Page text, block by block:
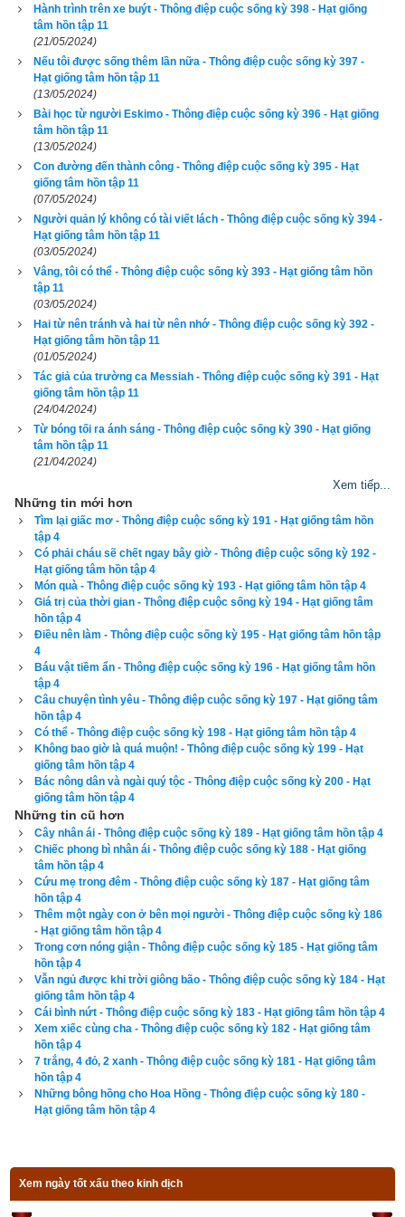
Cái gì với nó cũng đẹp và nằm ngoài tầm tay. Bóng chiều dần
tắt, Bobby miễn cưỡng quay về. Bất chợt một vật phản chiếu
ánh trời tà lấp lánh bên lề đường thu hút sự chú ý của nó. Nó
cúi xuống nhặt lên. Một đồng mười xu sáng bóng.
Chắc không một ai có được cảm giác giàu có giống như cậu
bé Bobby cảm thấy lúc đó. Khi cầm kho báu mới tìm thấy
trong bàn tay bé bỏng, thằng bé thấy như có một hơi ấm tỏa
ra khắp thân người. Nó bước ngay vào cửa tiệm đầu tiên nó
bắt gặp. Thế nhưng vẻ phấn khích
của nó nhanh chóng nguội lạnh khi hết người bán hàng này
đến người bán hàng khác cười và bảo với nó rằng không bao
giờ họ có món quà Giáng Sinh nào giá mười xu cả.
Nhưng nó vẫn tin là nó có thể có được quà cho mẹ mình.
Bước vào một cửa hàng bán hoa tươi, Bobby chìa đồng mười
xu ra và hỏi ông chủ rằng nó có thể mua một bông hoa để làm
quà tặng mẹ hay không. Ông chủ nhìn chằm chằm vào Bobby
và đồng mười xu. Và rồi ông đặt tay lên vai cậu bé, ôn tồn nói:
- Cháu cứ chờ ở đây, chú xem có thể làm gì giúp cháu được
không nhé!
Trong lúc chờ đợi, Bobby đưa mắt nhìn ngắm những bông
hoa tươi đẹp và dù còn non nớt, nó cũng hiểu tại sao mẹ và
các cô gái lại thích hoa đến như vậy.
Tiếng cửa đóng lại khi người khách cuối cùng rồi khỏi cửa
tiệm kéo Bobby về với thực tại. Chỉ còn lại mình nó, ông chủ
đã bỏ đi đâu không biết. Bobby bắt đầu cảm thấy cô độc và
sợ hãi.
Đột nhiên ông chủ xuất hiện. Trước đôi mắt ngỡ ngàng của
Bobby là mười hai bông hồng đỏ thắm, với cuống hoa thật dài
và lá xanh thắm, cùng với các bông hoa trắng bé xíu, đã được
cột lại gọn gàng bằng một chiếc nơ lớn màu bạc.
- Bó hoa này giá mười xu đấy chú bé! - Ông chủ nói với nó khi
xòe bàn tay ra để nhận tiền. Bobby rụt rè lấy đồng mười xu
đưa cho ông ta. Mình có mơ không vậy! Đã không ai bán cho
nó một món quà gì với đồng mười xu này, thế mà... Như đọc
được ý nghĩ của cậu bé,
người chủ tiệm nói thêm:
- Chú còn một vài bông hồng bán hạ giá. Cháu có thích những
bông hoa này không?
Bước ra khỏi cánh cửa đã được người chủ mở sẵn dành cho
mình, Bobby còn nghe rõ bên tai lời chia tay của ông ấy: -
Giáng Sinh vui vẻ nhé con trai!
lại đâu rồi?
Hành trình trên xe buýt - Thông điệp cuộc sống kỳ 398 - Hạt giống
tâm hồn tập 11
(21/05/2024)
Nếu tôi được sống thêm lần nữa - Thông điệp cuộc sống kỳ 397 -
Hạt giống tâm hồn tập 11
(13/05/2024)
Bài học từ người Eskimo - Thông điệp cuộc sống kỳ 396 - Hạt giống
tâm hồn tập 11
(13/05/2024)
Con đường đến thành công - Thông điệp cuộc sống kỳ 395 - Hạt
giống tâm hồn tập 11
(07/05/2024)
Người quản lý không có tài viết lách - Thông điệp cuộc sống kỳ 394 -
Hạt giống tâm hồn tập 11
(03/05/2024)
Vâng, tôi có thể - Thông điệp cuộc sống kỳ 393 - Hạt giống tâm hồn
tập 11
(03/05/2024)
Hai từ nên tránh và hai từ nên nhớ - Thông điệp cuộc sống kỳ 392 -
Hạt giống tâm hồn tập 11
(01/05/2024)
Tác giả của trường ca Messiah - Thông điệp cuộc sống kỳ 391 - Hạt
giống tâm hồn tập 11
(24/04/2024)
Từ bóng tối ra ánh sáng - Thông điệp cuộc sống kỳ 390 - Hạt giống
tâm hồn tập 11
(21/04/2024)
Xem tiếp...
Những tin mới hơn
Tìm lại giấc mơ - Thông điệp cuộc sống kỳ 191 - Hạt giống tâm hồn
tập 4
Có phải cháu sẽ chết ngay bây giờ - Thông điệp cuộc sống kỳ 192 -
Hạt giống tâm hồn tập 4
Món quà - Thông điệp cuộc sống kỳ 193 - Hạt giống tâm hồn tập 4
Giá trị của thời gian - Thông điệp cuộc sống kỳ 194 - Hạt giống tâm
hồn tập 4
Điều nên làm - Thông điệp cuộc sống kỳ 195 - Hạt giống tâm hồn tập
4
Báu vật tiềm ẩn - Thông điệp cuộc sống kỳ 196 - Hạt giống tâm hồn
tập 4
Câu chuyện tình yêu - Thông điệp cuộc sống kỳ 197 - Hạt giống tâm
hồn tập 4
Có thể - Thông điệp cuộc sống kỳ 198 - Hạt giống tâm hồn tập 4
Không bao giờ là quá muộn! - Thông điệp cuộc sống kỳ 199 - Hạt
giống tâm hồn tập 4
Bác nông dân và ngài quý tộc - Thông điệp cuộc sống kỳ 200 - Hạt
giống tâm hồn tập 4
Những tin cũ hơn
Cây nhân ái - Thông điệp cuộc sống kỳ 189 - Hạt giống tâm hồn tập 4
Chiếc phong bì nhân ái - Thông điệp cuộc sống kỳ 188 - Hạt giống
tâm hồn tập 4
Cứu mẹ trong đêm - Thông điệp cuộc sống kỳ 187 - Hạt giống tâm
hồn tập 4
Thêm một ngày con ở bên mọi người - Thông điệp cuộc sống kỳ 186
- Hạt giống tâm hồn tập 4
Trong cơn nóng giận - Thông điệp cuộc sống kỳ 185 - Hạt giống tâm
hồn tập 4
Vẫn ngủ được khi trời giông bão - Thông điệp cuộc sống kỳ 184 - Hạt
giống tâm hồn tập 4
Cái bình nứt - Thông điệp cuộc sống kỳ 183 - Hạt giống tâm hồn tập 4
Xem xiếc cùng cha - Thông điệp cuộc sống kỳ 182 - Hạt giống tâm
hồn tập 4
7 trắng, 4 đỏ, 2 xanh - Thông điệp cuộc sống kỳ 181 - Hạt giống tâm
hồn tập 4
Những bông hồng cho Hoa Hồng - Thông điệp cuộc sống kỳ 180 -
Hạt giống tâm hồn tập 4
Xem ngày tốt xấu theo kinh dịch